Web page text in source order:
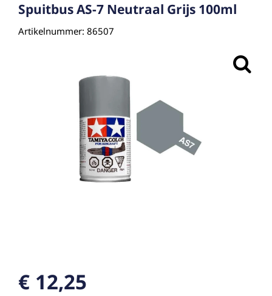
Spuitbus AS-7 Neutraal Grijs 100ml
Artikelnummer: 86507
€ 12,25